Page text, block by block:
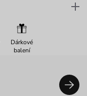
Dárkové
balení